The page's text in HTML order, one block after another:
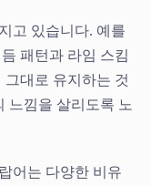
고 있습니다. 예를
패턴과 라임 스킴
대로 유지하는 것
느낌을 살리도록 노
어는 다양한 비유